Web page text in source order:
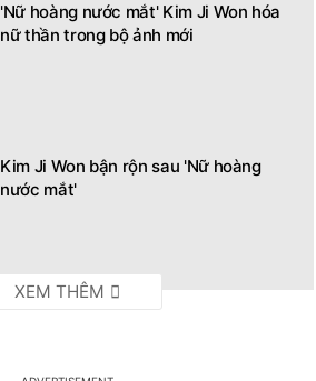
'Nữ hoàng nước mắt' Kim Ji Won hóa
nữ thần trong bộ ảnh mới
Kim Ji Won bận rộn sau 'Nữ hoàng
nước mắt'